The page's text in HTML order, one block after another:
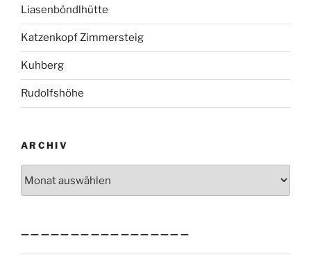
Liasenböndlhütte
Katzenkopf Zimmersteig
Kuhberg
Rudolfshöhe
ARCHIV
—————————————————